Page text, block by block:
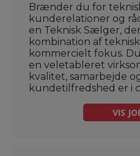
Brænder du for
kunderelationer og
en Teknisk Sælger,
kombination af
kommercielt fokus.
en veletableret
kvalitet, samarbejde
kundetilfredshed er i
VIS